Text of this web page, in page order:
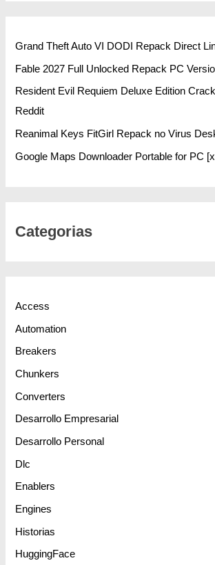
Grand Theft Auto VI DODI Repack Direct
Fable 2027 Full Unlocked Repack PC
Resident Evil Requiem Deluxe Edition
Reddit
Reanimal Keys FitGirl Repack no Virus
Google Maps Downloader Portable for PC
Categorias
Access
Automation
Breakers
Chunkers
Converters
Desarrollo Empresarial
Desarrollo Personal
Dlc
Enablers
Engines
Historias
HuggingFace